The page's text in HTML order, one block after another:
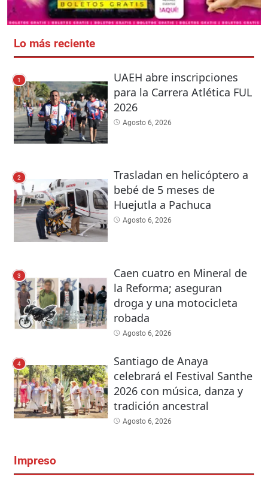
Lo más reciente
1
UAEH abre inscripciones
para la Carrera Atlética FUL
2026
Agosto 6, 2026
2
Trasladan en helicóptero a
bebé de 5 meses de
Huejutla a Pachuca
Agosto 6, 2026
3
Caen cuatro en Mineral de
la Reforma; aseguran
droga y una motocicleta
robada
Agosto 6, 2026
4
Santiago de Anaya
celebrará el Festival Santhe
2026 con música, danza y
tradición ancestral
Agosto 6, 2026
Impreso